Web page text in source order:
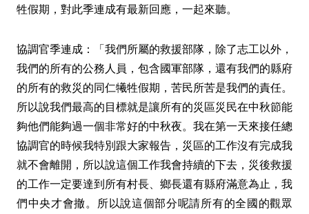
牲假期，對此季連成有最新回應，一起來聽。
協調官季連成：「我們所屬的救援部隊，除了志工以外，
我們的所有的公務人員，包含國軍部隊，還有我們的縣府
的所有的救災的同仁犧牲假期，苦民所苦是我們的責任。
所以說我們最高的目標就是讓所有的災區災民在中秋節能
夠他們能夠過一個非常好的中秋夜。我在第一天來接任總
協調官的時候我特別跟大家報告，災區的工作沒有完成我
就不會離開，所以說這個工作我會持續的下去，災後救援
的工作一定要達到所有村長、鄉長還有縣府滿意為止，我
們中央才會撤。所以說這個部分呢請所有的全國的觀眾